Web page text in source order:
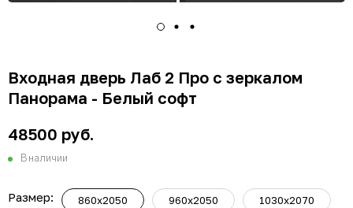
Входная дверь Лаб 2 Про с зеркалом
Панорама - Белый софт
48500 руб.
В наличии
Размер: 860х2050 960х2050 1030х2070